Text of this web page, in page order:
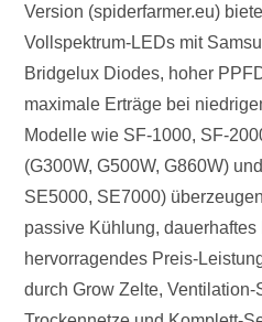
Version (spiderfarmer.eu)
Vollspektrum-LEDs mit
Bridgelux Diodes, hoher
maximale Erträge bei
Modelle wie SF-1000, SF-
(G300W, G500W, G860W)
SE5000, SE7000)
passive Kühlung, dauerhaftes
hervorragendes Preis-
durch Grow Zelte, Ventilation-